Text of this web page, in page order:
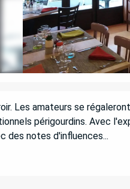
Les amateurs se
périgourdins. Avec
des notes d'influences...